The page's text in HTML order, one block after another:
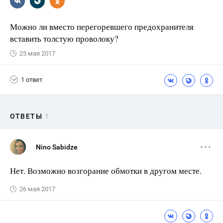
Можно ли вместо перегоревшего предохранителя
вставить толстую проволоку?
25 мая 2017
1 ответ
ОТВЕТЫ 1
Nino Sabidze
Нет. Возможно возгорание обмотки в другом месте.
26 мая 2017